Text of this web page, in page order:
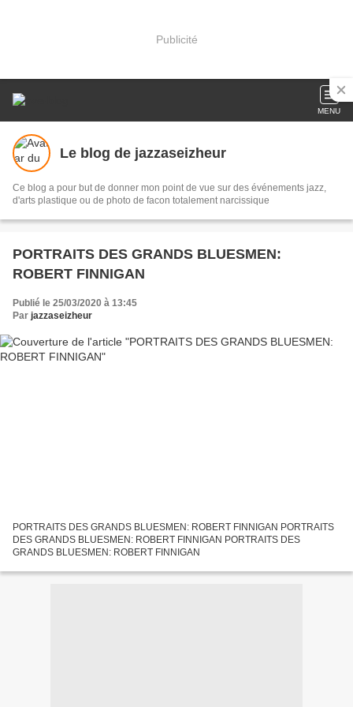
Publicité
MENU
Le blog de jazzaseizheur
Ce blog a pour but de donner mon point de vue sur des événements jazz,
d'arts plastique ou de photo de facon totalement narcissique
PORTRAITS DES GRANDS BLUESMEN:
ROBERT FINNIGAN
Publié le 25/03/2020 à 13:45
Par jazzaseizheur
PORTRAITS DES GRANDS BLUESMEN: ROBERT FINNIGAN PORTRAITS
DES GRANDS BLUESMEN: ROBERT FINNIGAN PORTRAITS DES
GRANDS BLUESMEN: ROBERT FINNIGAN